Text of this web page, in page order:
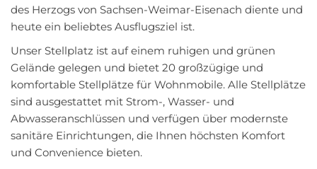
des Herzogs von Sachsen-Weimar-Eisenach diente und
heute ein beliebtes Ausflugsziel ist.
Unser Stellplatz ist auf einem ruhigen und grünen
Gelände gelegen und bietet 20 großzügige und
komfortable Stellplätze für Wohnmobile. Alle Stellplätze
sind ausgestattet mit Strom-, Wasser- und
Abwasseranschlüssen und verfügen über modernste
sanitäre Einrichtungen, die Ihnen höchsten Komfort
und Convenience bieten.